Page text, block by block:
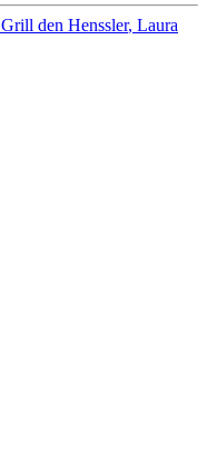
Grill den Henssler Laura